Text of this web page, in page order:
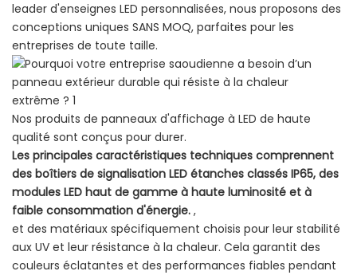
leader d'enseignes LED personnalisées, nous proposons des
conceptions uniques SANS MOQ, parfaites pour les
entreprises de toute taille.
Nos produits de panneaux d'affichage à LED de haute
qualité sont conçus pour durer.
Les principales caractéristiques techniques comprennent
des boîtiers de signalisation LED étanches classés IP65, des
modules LED haut de gamme à haute luminosité et à
faible consommation d'énergie. ,
et des matériaux spécifiquement choisis pour leur stabilité
aux UV et leur résistance à la chaleur. Cela garantit des
couleurs éclatantes et des performances fiables pendant